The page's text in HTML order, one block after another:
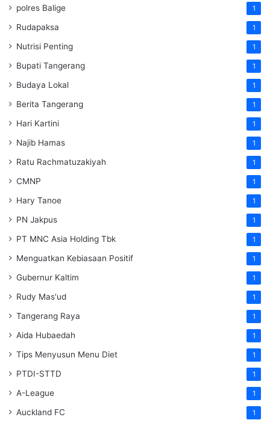
polres Balige 1
Rudapaksa 1
Nutrisi Penting 1
Bupati Tangerang 1
Budaya Lokal 1
Berita Tangerang 1
Hari Kartini 1
Najib Hamas 1
Ratu Rachmatuzakiyah 1
CMNP 1
Hary Tanoe 1
PN Jakpus 1
PT MNC Asia Holding Tbk 1
Menguatkan Kebiasaan Positif 1
Gubernur Kaltim 1
Rudy Mas'ud 1
Tangerang Raya 1
Aida Hubaedah 1
Tips Menyusun Menu Diet 1
PTDI-STTD 1
A-League 1
Auckland FC 1